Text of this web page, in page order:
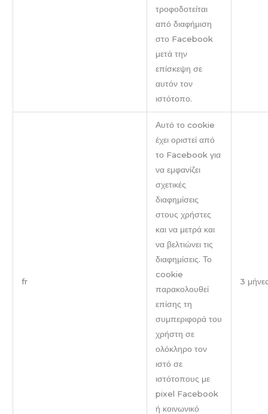
τροφοδοτείται
από διαφήμιση
στο Facebook
μετά την
επίσκεψη σε
αυτόν τον
ιστότοπο.
fr
Αυτό το cookie
έχει οριστεί από
το Facebook για
να εμφανίζει
σχετικές
διαφημίσεις
στους χρήστες
και να μετρά και
να βελτιώνει τις
διαφημίσεις. Το
cookie
παρακολουθεί
επίσης τη
συμπεριφορά του
χρήστη σε
ολόκληρο τον
ιστό σε
ιστότοπους με
pixel Facebook
ή κοινωνικό
3